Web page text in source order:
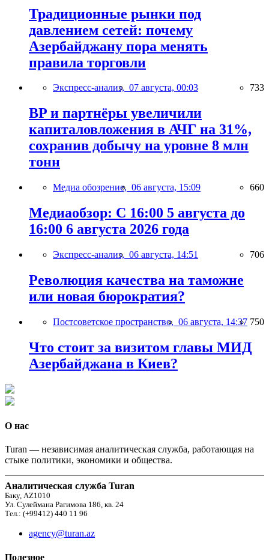
Традиционные рынки под
давлением сетей: почему
Азербайджану пора менять
правила торговли
Экспресс-анализ, 07 августа, 00:03 733
BP и партнёры увеличили
капиталовложения в АЧГ на 31%,
сохранив добычу на уровне 8 млн
тонн
Медиа обозрение, 06 августа, 15:09 660
Медиаобзор: С 16:00 5 августа до
16:00 6 августа 2026 года
Экспресс-анализ, 06 августа, 14:51 706
Революция качества на таможне
или новая бюрократия?
Постсоветское пространство, 06 августа, 14:37 750
Что стоит за визитом главы МИД
Азербайджана в Киев?
О нас
Turan — независимая аналитическая служба, работающая на
стыке политики, экономики и общества.
Аналитическая служба Turan
Баку, AZ1010
Ул. Сулеймана Рагимова 186, кв. 24
Тел.: (+99412) 440 11 96
agency@turan.az
Полезное